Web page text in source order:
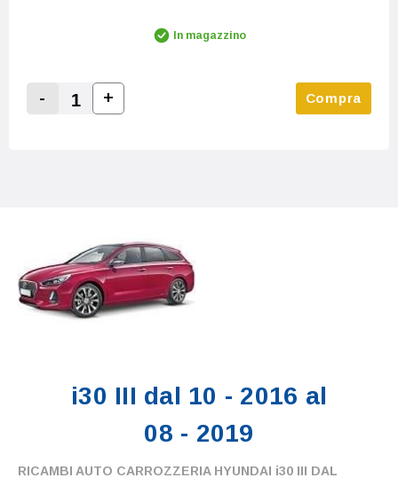
In magazzino
Decrease Quantity:
-
Increase Quantity:
+ Compra
i30 III dal 10 - 2016 al
08 - 2019
RICAMBI AUTO CARROZZERIA HYUNDAI i30 III DAL